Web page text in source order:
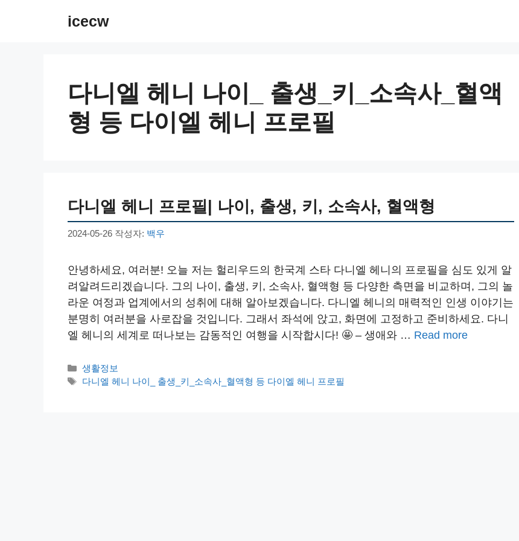
icecw
다니엘 헤니 나이_ 출생_키_소속사_혈액
형 등 다이엘 헤니 프로필
다니엘 헤니 프로필| 나이, 출생, 키, 소속사, 혈액형
2024-05-26 작성자: 백우
안녕하세요, 여러분! 오늘 저는 헐리우드의 한국계 스타 다니엘 헤니의 프로필을 심도 있게 알
려알려드리겠습니다. 그의 나이, 출생, 키, 소속사, 혈액형 등 다양한 측면을 비교하며, 그의 놀
라운 여정과 업계에서의 성취에 대해 알아보겠습니다. 다니엘 헤니의 매력적인 인생 이야기는
분명히 여러분을 사로잡을 것입니다. 그래서 좌석에 앉고, 화면에 고정하고 준비하세요. 다니
엘 헤니의 세계로 떠나보는 감동적인 여행을 시작합시다! 🤩 – 생애와 … Read more
카
테
생활정보
태
다니엘 헤니 나이_ 출생_키_소속사_혈액형 등 다이엘 헤니 프로필